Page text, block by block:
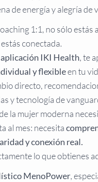
de energía y alegría de
1:1, no sólo estás
estás conectada.
aplicación IKI Health, te
y flexibleen tu
directo,
y tecnología de
la mujer moderna
al mes: necesita
y conexión real.
lo que obtienes
MenoPower,